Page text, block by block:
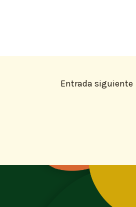
Entrada siguiente